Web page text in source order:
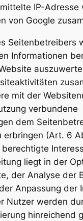
IP-Adresse
von Google
Seitenbetreibers
Informationen
mit der
verbundene
dem
erbringen (Art. 6
berechtigte
liegt in der
der Analyse der
Anpassung der
Nutzer werden
hinreichend